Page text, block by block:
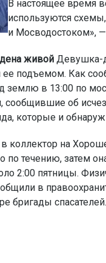
В настоящее время
используются
и Мосводостоком»,
живой Девушка-
подъемом. Как
землю в 13:00 по
сообщившие об
которые и
коллектор на
течению, затем
2:00 пятницы.
в
бригады спасателей.